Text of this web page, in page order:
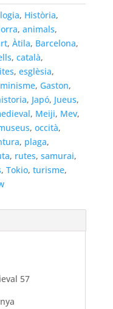
, Història,
, animals,
, Àtila, Barcelona,
, català,
, esglèsia,
, Gaston,
, Japó, Jueus,
, Meiji, Mev,
, occità,
, plaga,
, rutes, samurai,
, Tokio, turisme,
57